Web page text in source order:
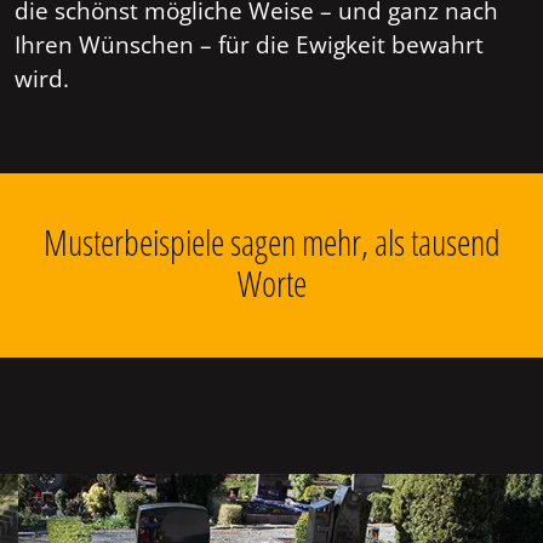
die schönst mögliche Weise – und ganz nach
Ihren Wünschen – für die Ewigkeit bewahrt
wird.
Musterbeispiele sagen mehr, als tausend
Worte